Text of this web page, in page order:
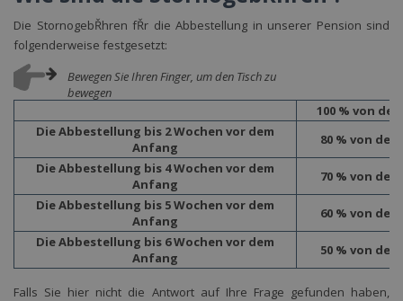
Die StornogebŘhren fŘr die Abbestellung in unserer Pension sind
folgenderweise festgesetzt:
Bewegen Sie Ihren Finger, um den Tisch zu
bewegen
100 % von
Die Abbestellung bis 2 Wochen vor dem
Anfang
80 % von
Die Abbestellung bis 4 Wochen vor dem
Anfang
70 % von
Die Abbestellung bis 5 Wochen vor dem
Anfang
60 % von
Die Abbestellung bis 6 Wochen vor dem
Anfang
50 % von
Falls Sie hier nicht die Antwort auf Ihre Frage gefunden haben,